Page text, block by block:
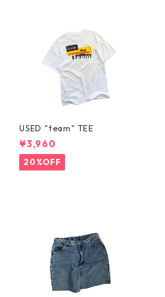
USED "team" TEE
¥3,960
20%OFF